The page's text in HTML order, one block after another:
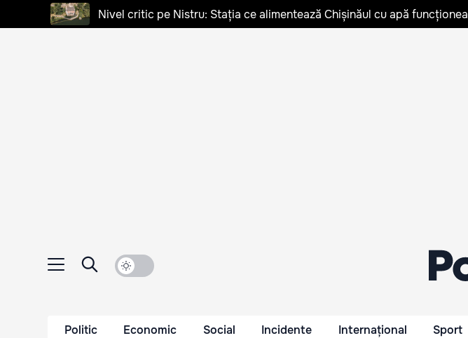
Nivel critic pe Nistru: Stația ce alimentează Chișinăul cu apă
Politic Economic Social Incidente Internațional Sport